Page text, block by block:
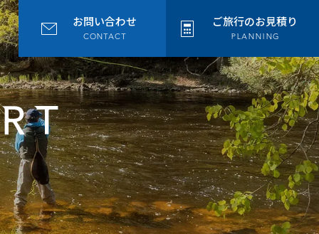
お問い合わせ
CONTACT
ご旅行のお見積り
PLANNING